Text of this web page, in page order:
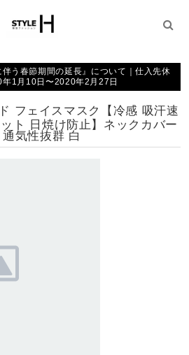
伴う春節期間の延長』について｜仕入先休
1月10日〜2020年2月27日
フェイスマスク【冷感 吸汗速
ト 日焼け防止】ネックカバー
気性抜群 白